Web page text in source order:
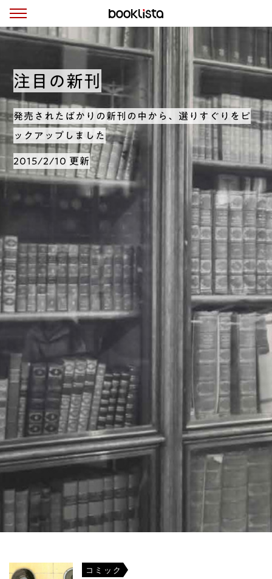
注目の新刊
発売されたばかりの新刊の中から、選りすぐりをピ
ックアップしました
2015/2/10 更新
コミック